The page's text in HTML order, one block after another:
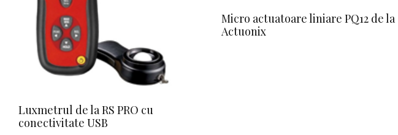
Luxmetrul de la RS PRO cu
conectivitate USB
Micro actuatoare liniare PQ12 de la
Actuonix